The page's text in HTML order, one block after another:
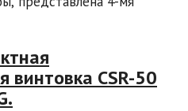
винтовка CSR-50